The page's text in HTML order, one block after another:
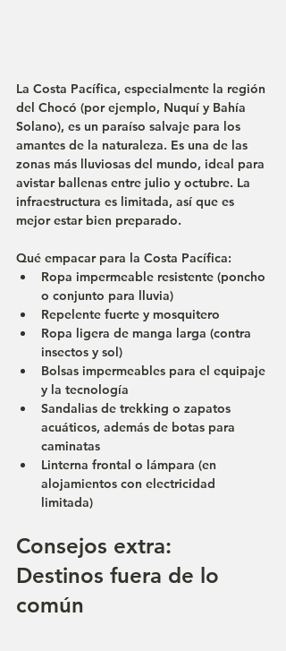
La Costa Pacífica, especialmente la región
del Chocó (por ejemplo, Nuquí y Bahía
Solano), es un paraíso salvaje para los
amantes de la naturaleza. Es una de las
zonas más lluviosas del mundo, ideal para
avistar ballenas entre julio y octubre. La
infraestructura es limitada, así que es
mejor estar bien preparado.
Qué empacar para la Costa Pacífica:
Ropa impermeable resistente (poncho
o conjunto para lluvia)
Repelente fuerte y mosquitero
Ropa ligera de manga larga (contra
insectos y sol)
Bolsas impermeables para el equipaje
y la tecnología
Sandalias de trekking o zapatos
acuáticos, además de botas para
caminatas
Linterna frontal o lámpara (en
alojamientos con electricidad
limitada)
Consejos extra:
Destinos fuera de lo
común